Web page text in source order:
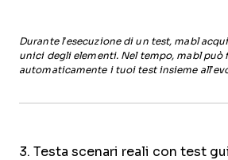
Durante l’esecuzione di un test, mabl
unici degli elementi. Nel tempo, mabl può
automaticamente i tuoi test insieme
3. Testa scenari reali con test